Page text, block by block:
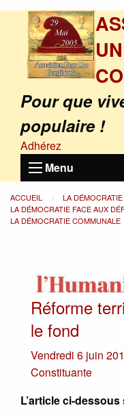
Pour que
populaire !
Adhérez
Menu
ACCUEIL
LA
LA DÉMOCRATIE FACE AUX
LA DÉMOCRATIE COMMUNALE
Réforme
le fond
Vendredi 6 juin
Constituante
L’article ci-